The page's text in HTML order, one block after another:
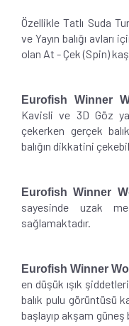
Özellikle Tatlı Suda
ve Yayın balığı avları
olan At - Çek (Spin)
Eurofish Winner
Kavisli ve 3D Göz
çekerken gerçek
balığın dikkatini
Eurofish Winner
sayesinde uzak
sağlamaktadır.
Eurofish Winner
en düşük ışık
balık pulu görüntüsü
başlayıp akşam